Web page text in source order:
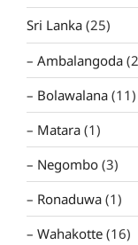
Sri Lanka (25)
Ambalangoda
Bolawalana (11)
Matara (1)
Negombo (3)
Ronaduwa (1)
Wahakotte (16)